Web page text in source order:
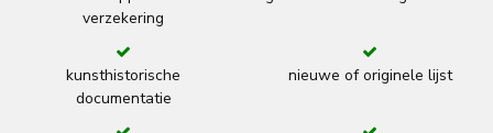
verzekering
kunsthistorische
documentatie
nieuwe of originele lijst